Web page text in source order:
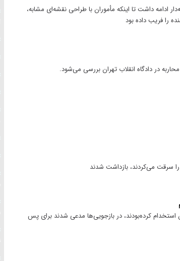
داشت تا اینکه مأموران با طراحی نقشه‌ای مشابه،
را سرقت می‌کردند، بازداشت شدند
و اخاذی ۳۰ میلیارد تومانی از مرد جوان استخدام کرده‌بودند، در بازجویی‌ها مدعی شدند برای پس